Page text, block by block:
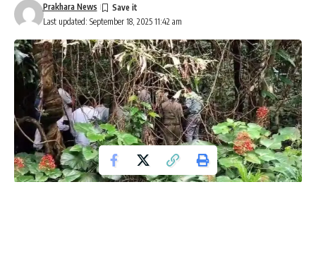
Last updated: September 18, 2025 11:42 am
Prakhara News